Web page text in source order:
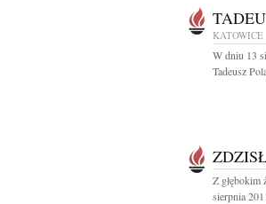
KATOWICE
W dniu 13
Tadeusz
Z głębokim
sierpnia